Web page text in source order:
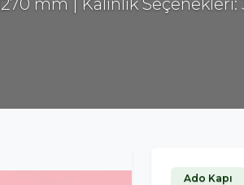
mm | Kalınlık
Ado Kapı